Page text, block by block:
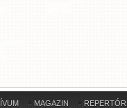
MAGAZIN